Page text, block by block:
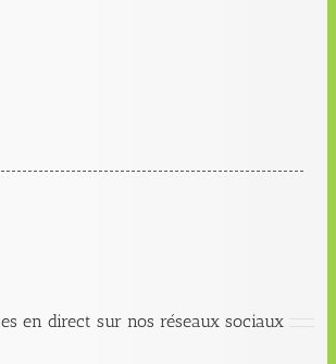
en direct sur nos réseaux sociaux